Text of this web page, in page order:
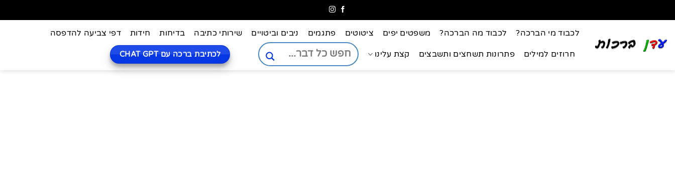
לכבוד מי הברכה? לכבוד מה הברכה? משפטים יפים ציטוטים פתגמים ניבים וביטויים שירותי כתיבה בדיחות חידות דפי צביעה להדפסה
חרוזים למילים פתרונות תשחצים ותשבצים קצת עלינו לכתיבת ברכה עם CHAT GPT